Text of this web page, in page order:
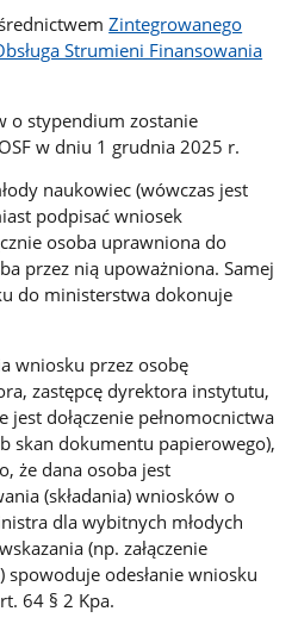
Zintegrowanego
Strumieni Finansowania
o stypendium zostanie
w dniu 1 grudnia 2025 r.
naukowiec (wówczas jest
podpisać wniosek
osoba uprawniona do
przez nią upoważniona. Samej
do ministerstwa dokonuje
wniosku przez osobę
zastępcę dyrektora instytutu,
dołączenie pełnomocnictwa
skan dokumentu papierowego),
że dana osoba jest
(składania) wniosków o
dla wybitnych młodych
(np. załączenie
spowoduje odesłanie wniosku
64 § 2 Kpa.